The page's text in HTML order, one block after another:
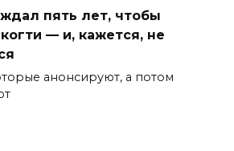
пять лет, чтобы
— и, кажется, не
анонсируют, а потом